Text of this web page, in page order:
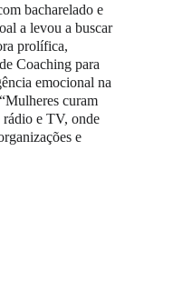
bacharelado e
a levou a buscar
prolífica,
Coaching para
emocional na
curam
rádio e TV, onde
e